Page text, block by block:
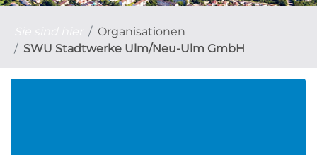
Organisationen
SWU Stadtwerke Ulm/Neu-Ulm GmbH